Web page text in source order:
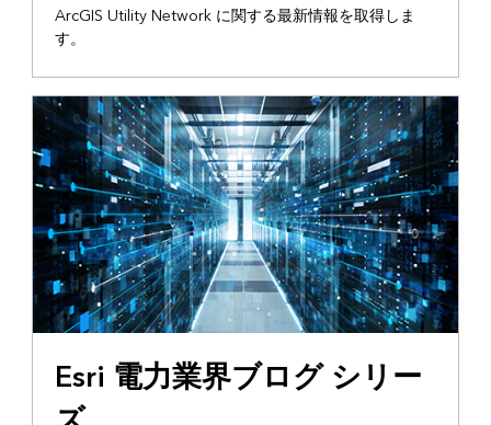
ArcGIS Utility Network に関する最新情報を取得しま
す。
Esri 電力業界ブログ シリー